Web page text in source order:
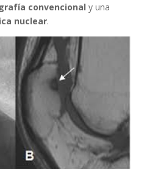
convencional y una
nuclear.